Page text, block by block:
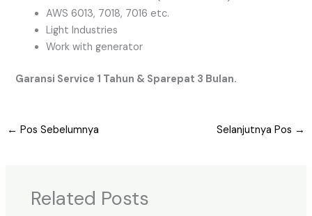
AWS 6013, 7018, 7016 etc.
Light Industries
Work with generator
Garansi Service 1 Tahun & Sparepat 3 Bulan.
← Pos Sebelumnya Selanjutnya Pos →
Related Posts